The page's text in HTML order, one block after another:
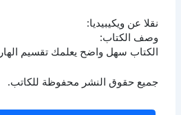
نقلا عن ويكيبيديا:
وصف الكتاب:
الكتاب سهل واضح يعلمك تقسيم
جميع حقوق النشر محفوظة للكاتب.